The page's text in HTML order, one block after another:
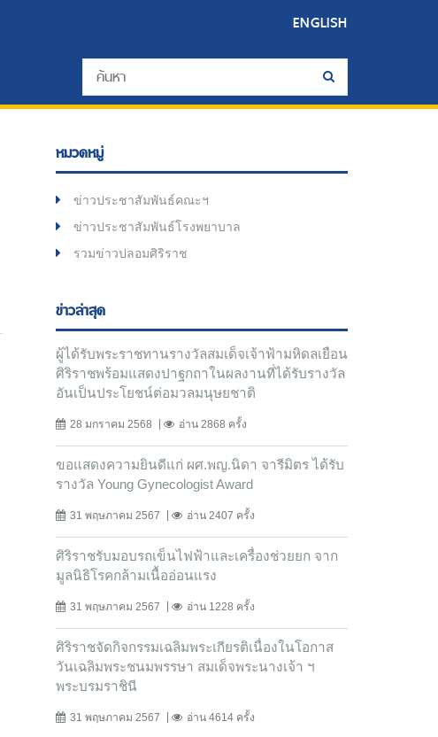
ENGLISH
หมวดหมู่
ข่าวประชาสัมพันธ์คณะฯ
ข่าวประชาสัมพันธ์โรงพยาบาล
รวมข่าวปลอมศิริราช
ข่าวล่าสุด
ผู้ได้รับพระราชทานรางวัลสมเด็จเจ้าฟ้ามหิดลเยือน
ศิริราชพร้อมแสดงปาฐกถาในผลงานที่ได้รับรางวัล
อันเป็นประโยชน์ต่อมวลมนุษยชาติ
28 มกราคม 2568 อ่าน 2868 ครั้ง
ขอแสดงความยินดีแก่ ผศ.พญ.นิดา จารีมิตร ได้รับ
รางวัล Young Gynecologist Award
31 พฤษภาคม 2567 อ่าน 2407 ครั้ง
ศิริราชรับมอบรถเข็นไฟฟ้าและเครื่องช่วยยก จาก
มูลนิธิโรคกล้ามเนื้ออ่อนแรง
31 พฤษภาคม 2567 อ่าน 1228 ครั้ง
ศิริราชจัดกิจกรรมเฉลิมพระเกียรติเนื่องในโอกาส
วันเฉลิมพระชนมพรรษา สมเด็จพระนางเจ้า ฯ
พระบรมราชินี
31 พฤษภาคม 2567 อ่าน 4614 ครั้ง